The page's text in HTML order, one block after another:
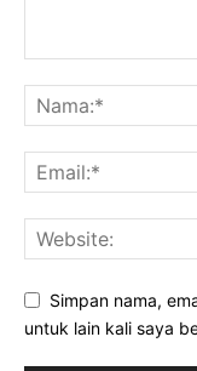
Simpan nama,
untuk lain kali saya